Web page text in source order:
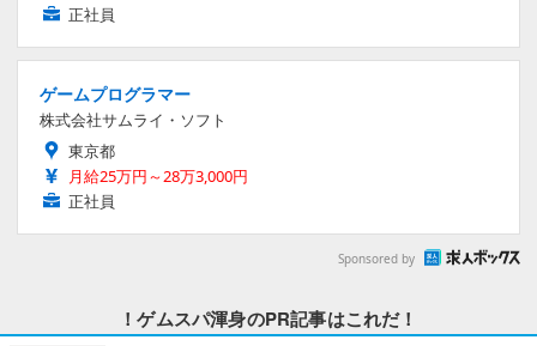
正社員
ゲームプログラマー
株式会社サムライ・ソフト
東京都
月給25万円～28万3,000円
正社員
Sponsored by
！ゲムスパ渾身のPR記事はこれだ！